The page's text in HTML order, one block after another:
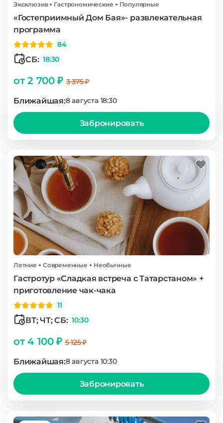
Эксклюзив Гастрономические Популярные
«Гостеприимный Дом Бая»- развлекательная
программа
84
СБ: 18:30
от 2 700 ₽3 375 ₽
Ближайшая:8 августа 18:30
Забронировать
Летние Современные Необычные
Гастротур «Сладкая встреча с Татарстаном» +
приготовление чак-чака
11
ВТ; ЧТ; СБ: 10:30
от 4 100 ₽5 125 ₽
Ближайшая:8 августа 10:30
Забронировать